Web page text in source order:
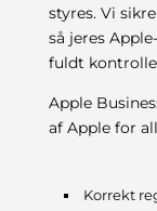
styres. Vi
så jeres
fuldt
Apple
af Apple for
Korrekt